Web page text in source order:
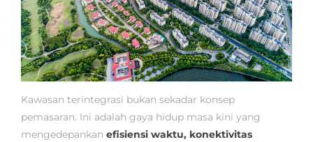
Kawasan terintegrasi bukan sekadar konsep
pemasaran. Ini adalah gaya hidup masa kini yang
mengedepankan efisiensi waktu, konektivitas